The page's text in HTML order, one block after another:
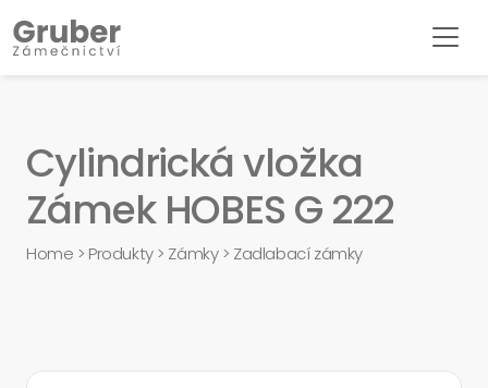
Cylindrická vložka
Zámek HOBES G 222
Home > Produkty> Zámky> Zadlabací zámky